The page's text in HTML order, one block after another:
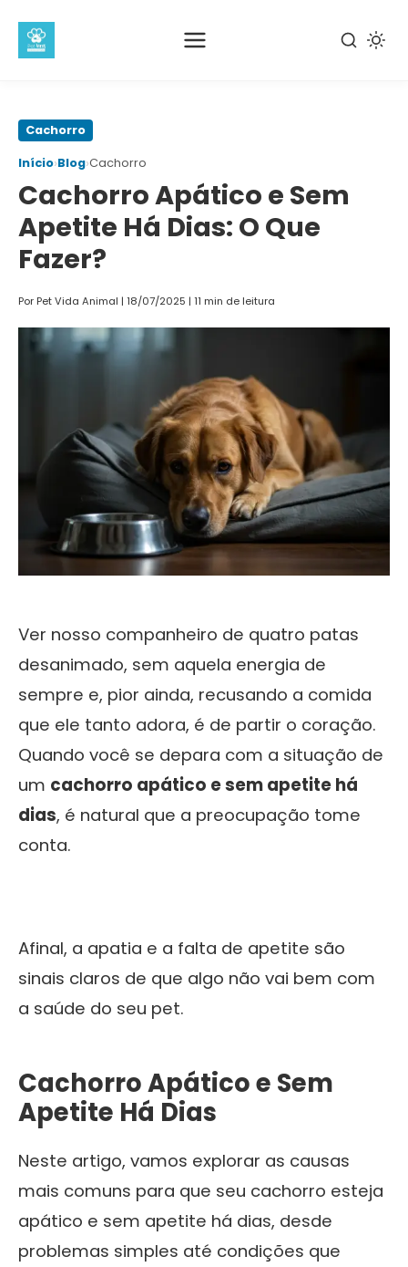
Pular
conteúdo
principal
Cachorro
Início›Blog›Cachorro
Cachorro Apático e Sem
Apetite Há Dias: O Que
Fazer?
Por Pet Vida Animal | 18/07/2025 | 11 min de leitura
Ver nosso companheiro de quatro patas
desanimado, sem aquela energia de
sempre e, pior ainda, recusando a comida
que ele tanto adora, é de partir o coração.
Quando você se depara com a situação de
um cachorro apático e sem apetite há
dias, é natural que a preocupação tome
conta.
Afinal, a apatia e a falta de apetite são
sinais claros de que algo não vai bem com
a saúde do seu pet.
Cachorro Apático e Sem
Apetite Há Dias
Neste artigo, vamos explorar as causas
mais comuns para que seu cachorro esteja
apático e sem apetite há dias, desde
problemas simples até condições que